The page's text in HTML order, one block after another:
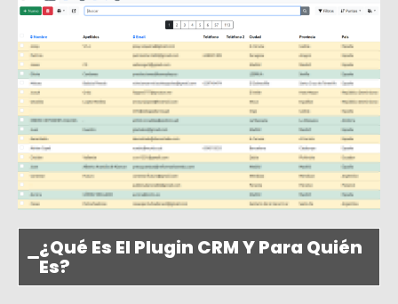
¿Qué Es El Plugin CRM Y Para Quién
Es?